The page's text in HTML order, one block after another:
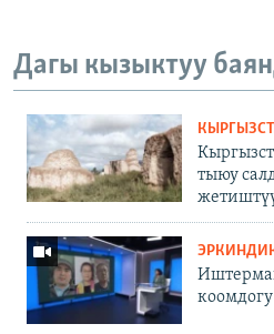
Дагы кызыктуу
тыюу